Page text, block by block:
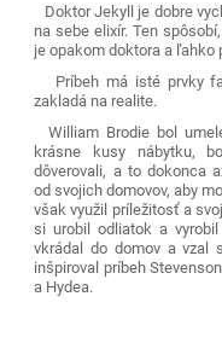
Doktor Jekyll je dobre
na sebe elixír. Ten
je opakom doktora a ľahko
Príbeh má isté prvky
zakladá na realite.
William Brodie bol
krásne kusy nábytku,
dôverovali, a to dokonca
od svojich domovov, aby
však využil príležitosť a
si urobil odliatok a
vkrádal do domov a vzal
inšpiroval príbeh
a Hydea.